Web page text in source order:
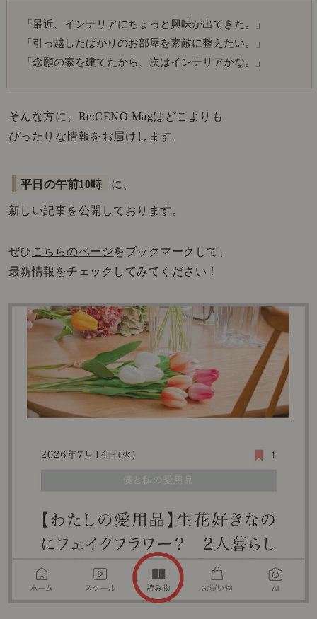
「最近、インテリアにちょっと興味が出てきた。」
「引っ越したばかりのお部屋を素敵に整えたい。」
「念願の家を建てたから、次はインテリアかな。」
そんな方に、Re:CENO Magはどこよりも
ぴったりな情報をお届けします。
平日の午前10時 に、
新しい記事を公開しております。
ぜひ こちらのページをブックマークして、
最新情報をチェックしてみてください！